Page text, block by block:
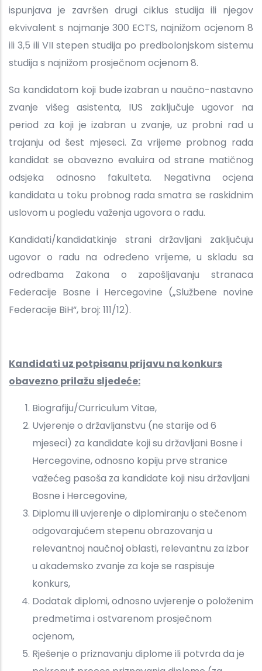
ispunjava je završen drugi ciklus studija ili njegov
ekvivalent s najmanje 300 ECTS, najnižom ocjenom 8
ili 3,5 ili VII stepen studija po predbolonjskom sistemu
studija s najnižom prosječnom ocjenom 8.
Sa kandidatom koji bude izabran u naučno-nastavno
zvanje višeg asistenta, IUS zaključuje ugovor na
period za koji je izabran u zvanje, uz probni rad u
trajanju od šest mjeseci. Za vrijeme probnog rada
kandidat se obavezno evaluira od strane matičnog
odsjeka odnosno fakulteta. Negativna ocjena
kandidata u toku probnog rada smatra se raskidnim
uslovom u pogledu važenja ugovora o radu.
Kandidati/kandidatkinje strani državljani zaključuju
ugovor o radu na određeno vrijeme, u skladu sa
odredbama Zakona o zapošljavanju stranaca
Federacije Bosne i Hercegovine („Službene novine
Federacije BiH“, broj: 111/12).
Kandidati uz potpisanu prijavu na konkurs
obavezno prilažu sljedeće:
Biografiju/Curriculum Vitae,
Uvjerenje o državljanstvu (ne starije od 6
mjeseci) za kandidate koji su državljani Bosne i
Hercegovine, odnosno kopiju prve stranice
važećeg pasoša za kandidate koji nisu državljani
Bosne i Hercegovine,
Diplomu ili uvjerenje o diplomiranju o stečenom
odgovarajućem stepenu obrazovanja u
relevantnoj naučnoj oblasti, relevantnu za izbor
u akademsko zvanje za koje se raspisuje
konkurs,
Dodatak diplomi, odnosno uvjerenje o položenim
predmetima i ostvarenom prosječnom
ocjenom,
Rješenje o priznavanju diplome ili potvrda da je